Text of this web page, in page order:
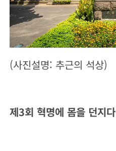
(사진설명: 추근의 석상)
제3회 혁명에 몸을 던지다